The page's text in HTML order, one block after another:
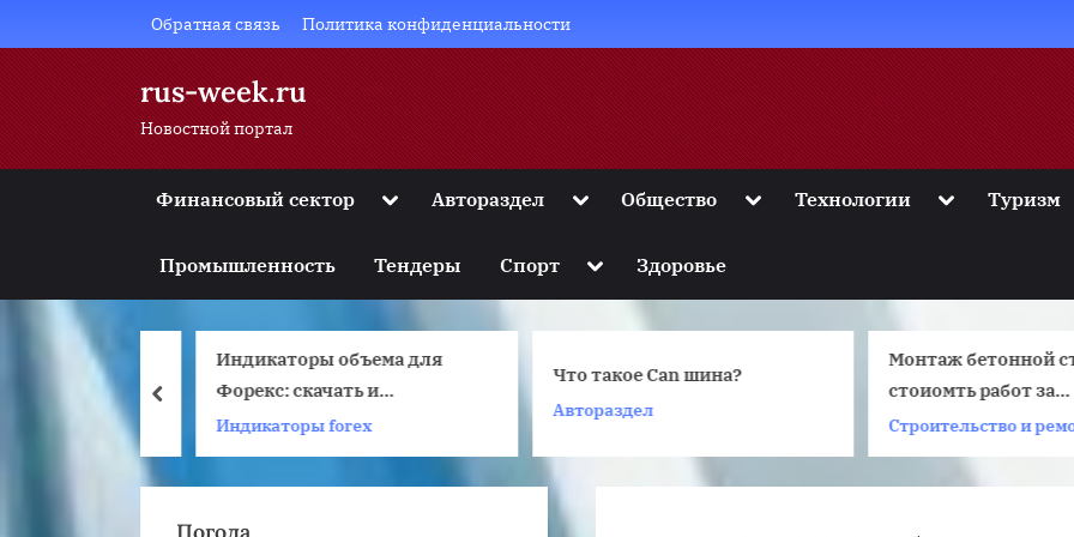
to
Обратная связь Политика конфиденциальности
rus-week.ru
Новостной портал
Финансовый сектор Toggle
menu
Toggle
menu
Toggle
sub-
Автораздел ToggleОбщество ToggleТехнологии ToggleТуризм
Промышленность Тендеры Спорт Toggle
menu
Здоровье
Индикаторы объема для
Форекс: скачать и
применить
Индикаторы forex
Что такое Can шина?
Автораздел
Монтаж бетонной
стоиомть работ за
квадратный метр
Строительство и ремонт
prev